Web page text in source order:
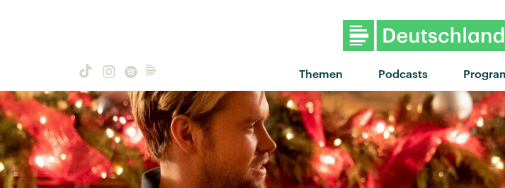
Themen Podcasts
"I